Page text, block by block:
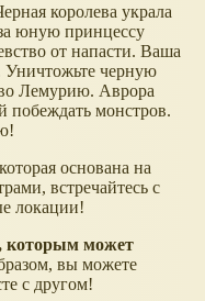
королева украла
юную принцессу
от напасти. Ваша
Уничтожьте черную
Лемурию. Аврора
побеждать монстров.
основана на
встречайтесь с
локации!
которым может
вы можете
с другом!